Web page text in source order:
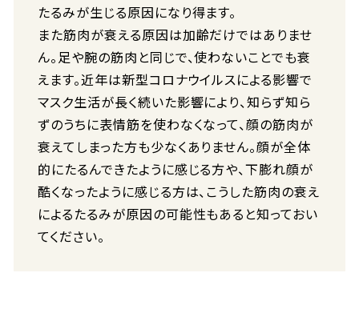
たるみが生じる原因になり得ます。
また筋肉が衰える原因は加齢だけではありませ
ん。足や腕の筋肉と同じで、使わないことでも衰
えます。近年は新型コロナウイルスによる影響で
マスク生活が長く続いた影響により、知らず知ら
ずのうちに表情筋を使わなくなって、顔の筋肉が
衰えてしまった方も少なくありません。顔が全体
的にたるんできたように感じる方や、下膨れ顔が
酷くなったように感じる方は、こうした筋肉の衰え
によるたるみが原因の可能性もあると知っておい
てください。